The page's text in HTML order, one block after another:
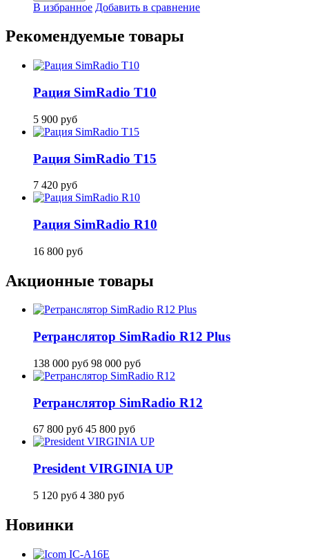
В избранное Добавить в сравнение
Рекомендуемые товары
Рация SimRadio T10
5 900 руб
Рация SimRadio T15
7 420 руб
Рация SimRadio R10
16 800 руб
Акционные товары
Ретранслятор SimRadio R12 Plus
138 000 руб 98 000 руб
Ретранслятор SimRadio R12
67 800 руб 45 800 руб
President VIRGINIA UP
5 120 руб 4 380 руб
Новинки